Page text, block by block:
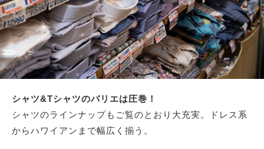
シャツ&Tシャツのバリエは圧巻！
シャツのラインナップもご覧のとおり大充実。ドレス系
からハワイアンまで幅広く揃う。